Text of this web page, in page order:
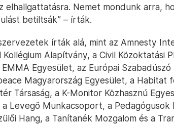
elhallgattatásra. Nemet mondunk arra,
betiltsák” – írták.
írták alá, mint az Amnesty
Kollégium Alapítvány, a Civil Közoktatási
EMMA Egyesület, az Európai
Magyarország Egyesület, a Habitat
Társaság, a K-Monitor Közhasznú
Levegő Munkacsoport, a Pedagógusok
Hang, a Tanítanék Mozgalom és a